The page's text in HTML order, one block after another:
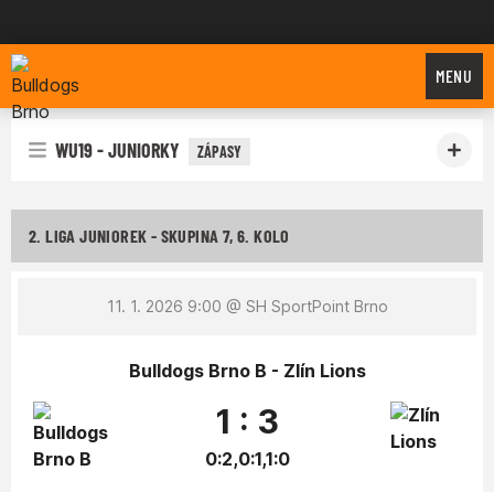
Bulldogs Brno
MENU
WU19 - JUNIORKY ZÁPASY
2. LIGA JUNIOREK - SKUPINA 7, 6. KOLO
11. 1. 2026 9:00 @ SH SportPoint Brno
Bulldogs Brno B - Zlín Lions
1 : 3
0:2,0:1,1:0